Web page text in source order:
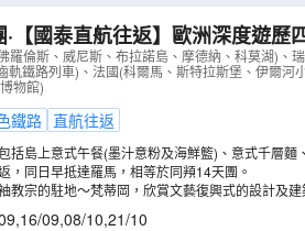
·【國泰直航往返】歐洲深度遊歷
羅倫斯、威尼斯、布拉諾島、摩德納、科莫湖)、
軌鐵路列車)、法國(科爾馬、斯特拉斯堡、伊爾河
物館)
鐵路 直航往返
括島上意式午餐(墨汁意粉及海鮮籃)、意式千層
晚餐。
，同日早抵達羅馬，相等於同頖14天團。
教宗的駐地～梵蒂岡，欣賞文藝復興式的設計及建
,16/09,08/10,21/10